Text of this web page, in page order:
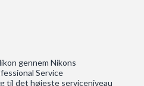
gennem Nikons
Service
til det højeste serviceniveau